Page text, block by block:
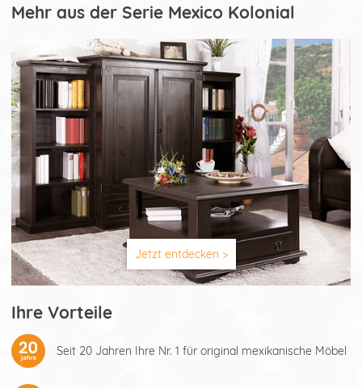
Mehr aus der Serie Mexico Kolonial
Jetzt entdecken >
Ihre Vorteile
Seit 20 Jahren Ihre Nr. 1 für original mexikanische Möbel